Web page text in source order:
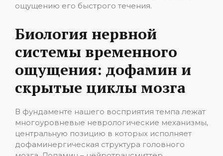
ощущению его быстрого течения.
Биология нервной
системы временного
ощущения: дофамин и
скрытые циклы мозга
В фундаменте нашего восприятия темпа лежат
многоуровневые неврологические механизмы,
центральную позицию в которых исполняет
дофаминергическая структура головного